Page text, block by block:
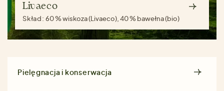
Livaeco
Skład:60 % wiskoza (Livaeco), 40 % bawełna (bio)
Pielęgnacja i konserwacja